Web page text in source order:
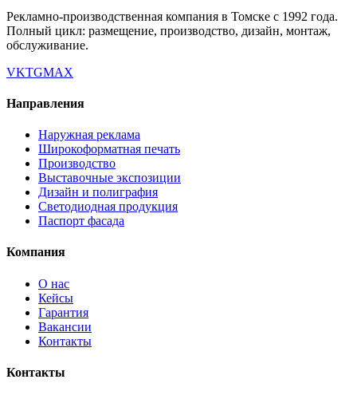
Рекламно-производственная компания в Томске с 1992 года.
Полный цикл: размещение, производство, дизайн, монтаж,
обслуживание.
VKTGMAX
Направления
Наружная реклама
Широкоформатная печать
Производство
Выставочные экспозиции
Дизайн и полиграфия
Светодиодная продукция
Паспорт фасада
Компания
О нас
Кейсы
Гарантия
Вакансии
Контакты
Контакты